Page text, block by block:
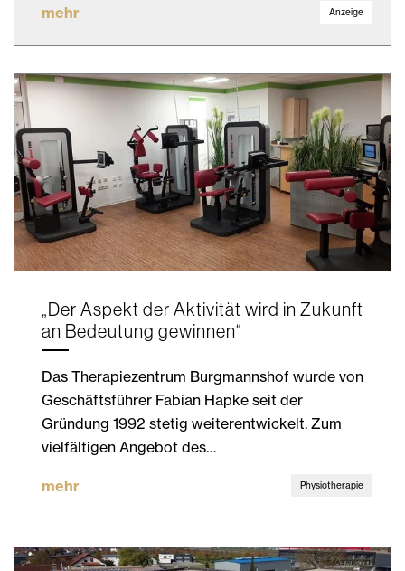
mehr Anzeige
„Der Aspekt der Aktivität wird in Zukunft
an Bedeutung gewinnen“
Das Therapiezentrum Burgmannshof wurde von
Geschäftsführer Fabian Hapke seit der
Gründung 1992 stetig weiterentwickelt. Zum
vielfältigen Angebot des…
mehr Physiotherapie